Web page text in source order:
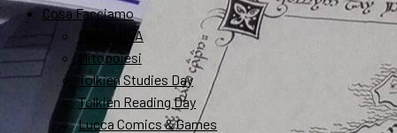
Cosa Facciamo
FantastikA
Mitopoiesi
Tolkien Studies Day
Tolkien Reading Day
Lucca Comics & Games